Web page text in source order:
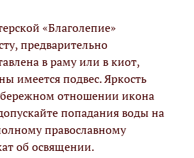
«Благолепие»
предварительно
в раму или в киот,
имеется подвес. Яркость
отношении икона
попадания воды на
православному
об освящении.